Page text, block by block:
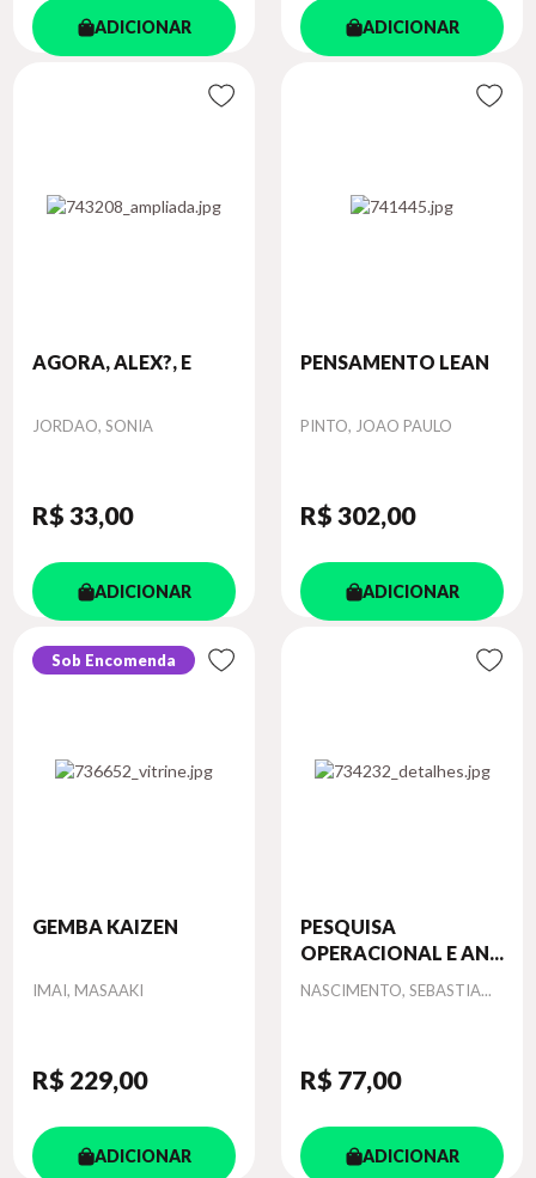
ADICIONAR ADICIONAR
AGORA, ALEX?, E
Autor
JORDAO, SONIA
R$ 33,00
ADICIONAR
PENSAMENTO LEAN
Autor
PINTO, JOAO PAULO
R$ 302,00
ADICIONAR
Sob Encomenda
GEMBA KAIZEN
Autor
IMAI, MASAAKI
R$ 229,00
ADICIONAR
PESQUISA
OPERACIONAL E AN...
Autor
NASCIMENTO, SEBASTIA...
R$ 77,00
ADICIONAR